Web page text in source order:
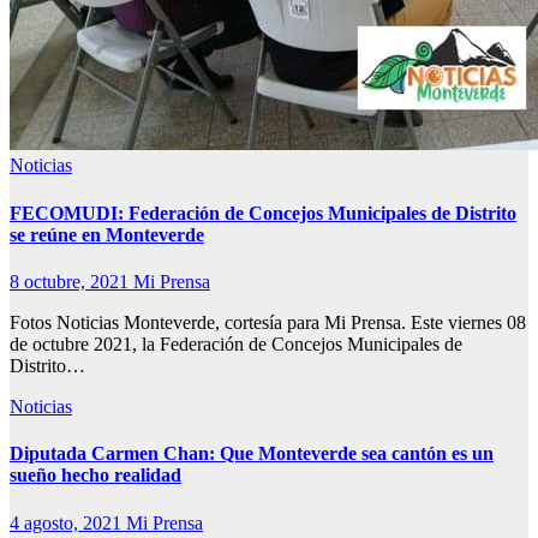
Noticias
FECOMUDI: Federación de Concejos Municipales de Distrito
se reúne en Monteverde
8 octubre, 2021 Mi Prensa
Fotos Noticias Monteverde, cortesía para Mi Prensa. Este viernes 08
de octubre 2021, la Federación de Concejos Municipales de
Distrito…
Noticias
Diputada Carmen Chan: Que Monteverde sea cantón es un
sueño hecho realidad
4 agosto, 2021 Mi Prensa